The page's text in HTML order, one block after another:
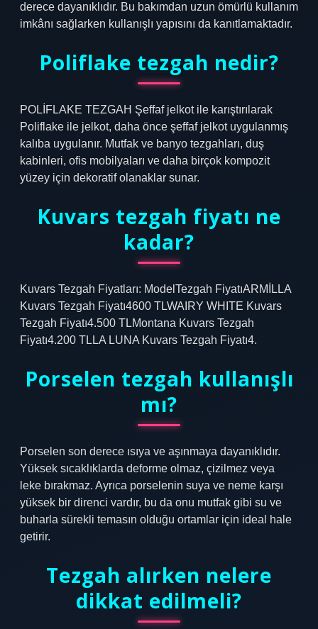
derece dayanıklıdır. Bu bakımdan uzun ömürlü kullanım
imkânı sağlarken kullanışlı yapısını da kanıtlamaktadır.
Poliflake tezgah nedir?
POLİFLAKE TEZGAH Şeffaf jelkot ile karıştırılarak
Poliflake ile jelkot, daha önce şeffaf jelkot uygulanmış
kalıba uygulanır. Mutfak ve banyo tezgahları, duş
kabinleri, ofis mobilyaları ve daha birçok kompozit
yüzey için dekoratif olanaklar sunar.
Kuvars tezgah fiyatı ne
kadar?
Kuvars Tezgah Fiyatları: ModelTezgah FiyatıARMİLLA
Kuvars Tezgah Fiyatı4600 TLWAIRY WHITE Kuvars
Tezgah Fiyatı4.500 TLMontana Kuvars Tezgah
Fiyatı4.200 TLLA LUNA Kuvars Tezgah Fiyatı4.
Porselen tezgah kullanışlı
mı?
Porselen son derece ısıya ve aşınmaya dayanıklıdır.
Yüksek sıcaklıklarda deforme olmaz, çizilmez veya
leke bırakmaz. Ayrıca porselenin suya ve neme karşı
yüksek bir direnci vardır, bu da onu mutfak gibi su ve
buharla sürekli temasın olduğu ortamlar için ideal hale
getirir.
Tezgah alırken nelere
dikkat edilmeli?